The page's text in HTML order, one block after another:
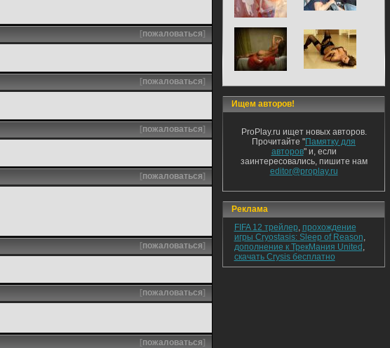
[пожаловаться]
[пожаловаться]
[пожаловаться]
[пожаловаться]
[пожаловаться]
[пожаловаться]
[пожаловаться]
Ищем авторов!
ProPlay.ru ищет новых авторов.
Прочитайте "Памятку для
авторов" и, если
заинтересовались, пишите нам
editor@proplay.ru
Реклама
FIFA 12 трейлер, прохождение
игры Cryostasis: Sleep of Reason,
дополнение к ТрекМания United ,
скачать Crysis бесплатно